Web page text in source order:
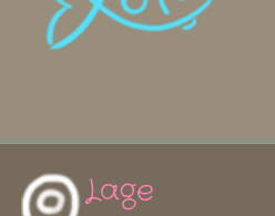
Lage